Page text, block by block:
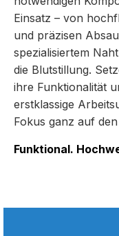
Einsatz – von
und präzisen
spezialisiertem
die Blutstillung.
ihre Funktionalität
erstklassige
Fokus ganz auf
Funktional.